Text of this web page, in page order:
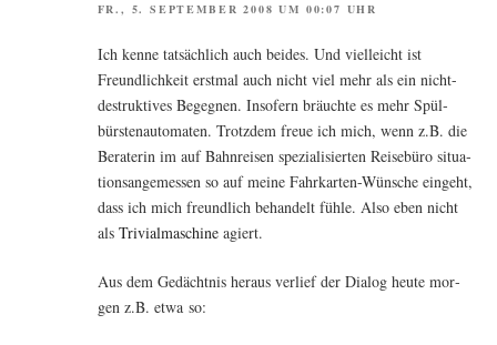
FR., 5. SEPTEMBER 2008 UM 00:07 UHR
Ich ken­ne tat­säch­lich auch bei­des. Und viel­leicht ist
Freund­lich­keit erst­mal auch nicht viel mehr als ein nicht-
destruk­ti­ves Begeg­nen. Inso­fern bräuch­te es mehr Spül­
bürs­ten­au­to­ma­ten. Trotz­dem freue ich mich, wenn z.B. die
Bera­te­rin im auf Bahn­rei­sen spe­zia­li­sier­ten Rei­se­bü­ro situa­
ti­ons­an­ge­mes­sen so auf mei­ne Fahr­kar­ten-Wün­sche ein­geht,
dass ich mich freund­lich behan­delt füh­le. Also eben nicht
als Tri­vi­al­ma­schi­neagiert.
Aus dem Gedächt­nis her­aus ver­lief der Dia­log heu­te mor­
gen z.B. etwa so: